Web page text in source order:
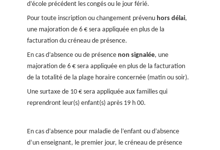
d’école précédent les congés ou le jour férié.
Pour toute inscription ou changement prévenuhors délai,
une majoration de 6 € sera appliquée en plus de la
facturation du créneau de présence.
En cas d’absence ou de présencenon signalée, une
majoration de 6 € sera appliquée en plus de la facturation
de la totalité de la plage horaire concernée (matin ou soir).
Une surtaxe de 10 € sera appliquée aux familles qui
reprendront leur(s) enfant(s) après 19 h 00.
En cas d’absence pour maladie de l’enfant ou d’absence
d’un enseignant, le premier jour, le créneau de présence